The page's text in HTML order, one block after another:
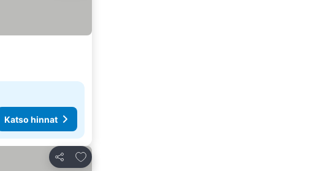
Katso hinnat
Jaa
Lisää suosikkeihin